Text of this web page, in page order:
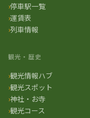
停車駅一覧
運賃表
列車情報
観光・歴史
観光情報ハブ
観光スポット
神社・お寺
観光コース